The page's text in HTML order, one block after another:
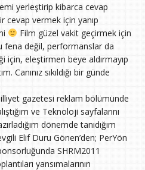
yerleştirip kibarca cevap
cevap vermek için yanıp
Film güzel vakit geçirmek için
fena değil, performanslar da
için, eleştirmen beye aldırmayıp
Canınız sıkıldığı bir günde
gazetesi reklam bölümünde
ve Teknoloji sayfalarını
dönemde tanıdığım
Elif Duru Gönen’den; PerYön
SHRM2011
yansımalarının